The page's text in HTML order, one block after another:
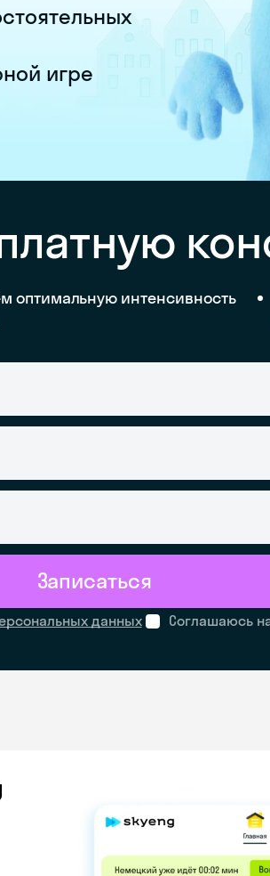
игре
оптимальную интенсивность
данных Соглашаюсь
Записаться